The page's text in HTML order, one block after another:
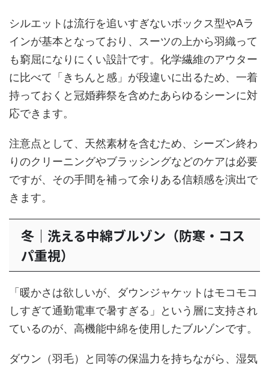
シルエットは流行を追いすぎないボックス型やAラ
インが基本となっており、スーツの上から羽織って
も窮屈になりにくい設計です。化学繊維のアウター
に比べて「きちんと感」が段違いに出るため、一着
持っておくと冠婚葬祭を含めたあらゆるシーンに対
応できます。
注意点として、天然素材を含むため、シーズン終わ
りのクリーニングやブラッシングなどのケアは必要
ですが、その手間を補って余りある信頼感を演出で
きます。
冬｜洗える中綿ブルゾン（防寒・コス
パ重視）
「暖かさは欲しいが、ダウンジャケットはモコモコ
しすぎて通勤電車で暑すぎる」という層に支持され
ているのが、高機能中綿を使用したブルゾンです。
ダウン（羽毛）と同等の保温力を持ちながら、湿気